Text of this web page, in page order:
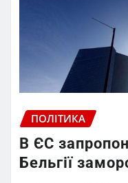
ПОЛІТИКА
В ЄС
Бельгії